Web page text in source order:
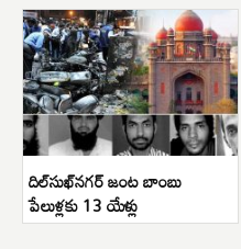
దిల్‌సుఖ్‌నగర్ జంట బాంబు
పేలుళ్లకు 13 యేళ్లు